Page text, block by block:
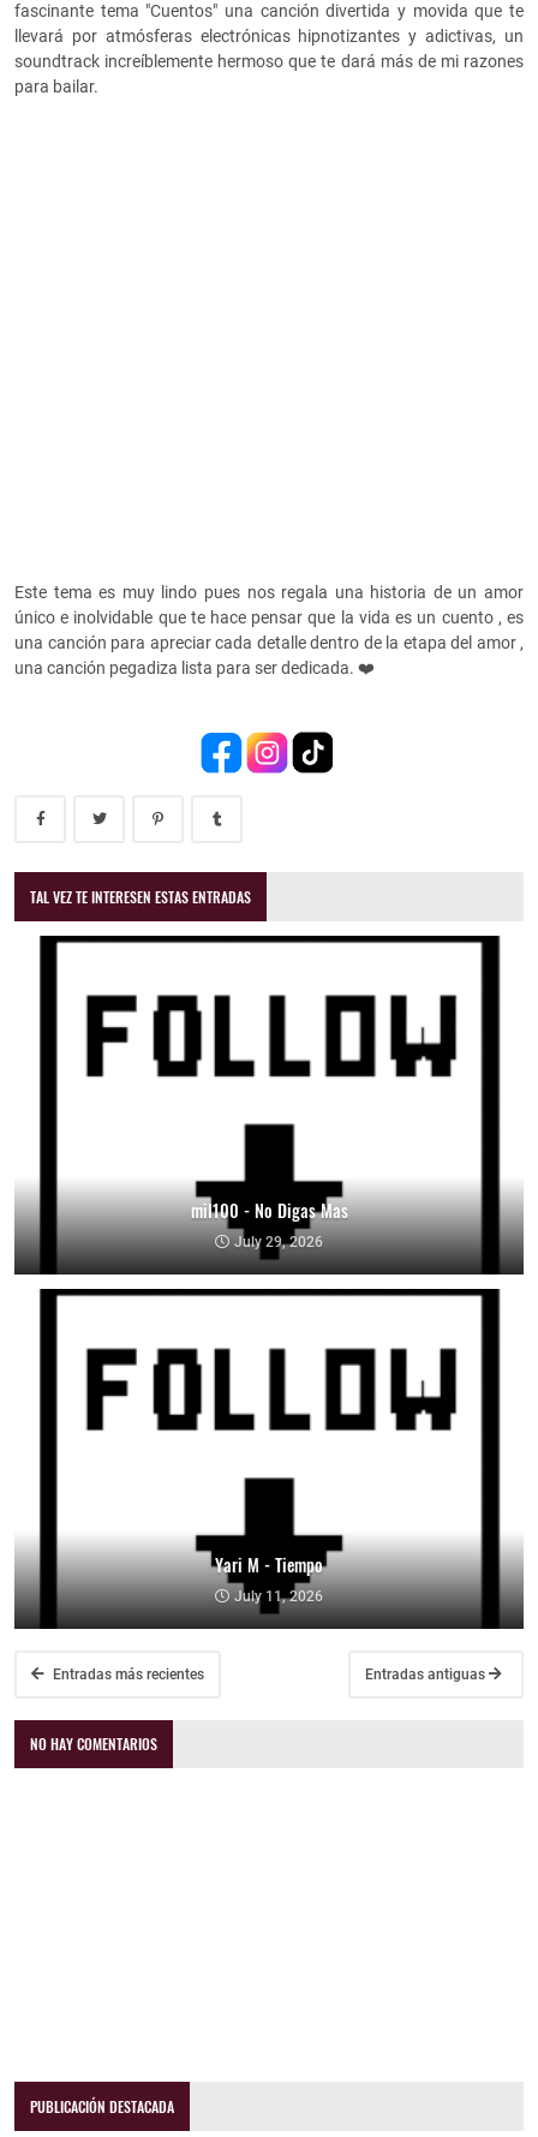
fascinante tema "Cuentos" una canción divertida y movida que te
llevará por atmósferas electrónicas hipnotizantes y adictivas, un
soundtrack increíblemente hermoso que te dará más de mi razones
para bailar.
Este tema es muy lindo pues nos regala una historia de un amor
único e inolvidable que te hace pensar que la vida es un cuento , es
una canción para apreciar cada detalle dentro de la etapa del amor ,
una canción pegadiza lista para ser dedicada. ❤️
TAL VEZ TE INTERESEN ESTAS ENTRADAS
mil100 - No Digas Mas
July 29, 2026
Yari M - Tiempo
July 11, 2026
Entradas más recientes Entradas antiguas
NO HAY COMENTARIOS
PUBLICACIÓN DESTACADA